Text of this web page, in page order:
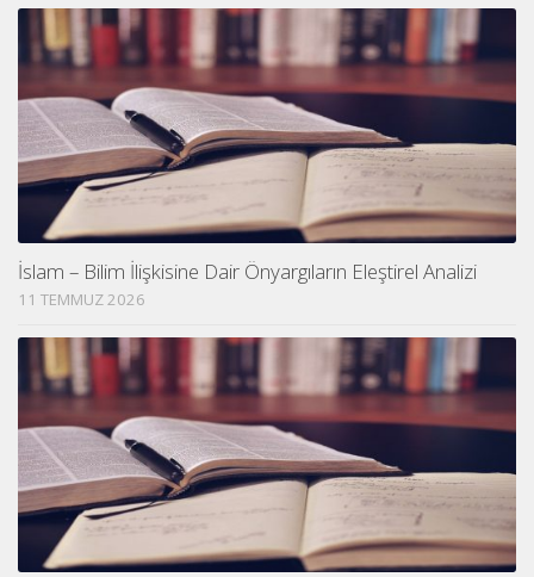
İslam – Bilim İlişkisine Dair Önyargıların Eleştirel Analizi
11 TEMMUZ 2026